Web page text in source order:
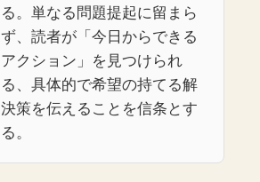
る。単なる問題提起に留まら
ず、読者が「今日からできる
アクション」を見つけられ
る、具体的で希望の持てる解
決策を伝えることを信条とす
る。